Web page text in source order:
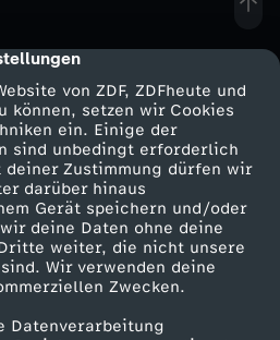
von ZDF, ZDFheute und
können, setzen wir Cookies
ein. Einige der
sind unbedingt erforderlich
Zustimmung dürfen wir
darüber hinaus
Gerät speichern und/oder
deine Daten ohne deine
weiter, die nicht unsere
Wir verwenden deine
Zwecken.
Datenverarbeitung
Service
ZDFmitreden
Kontakt zum ZDF
Tickets
Zuschauerservice